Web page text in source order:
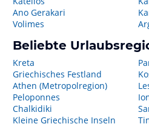
Ano Gerakari
Volimes
Beliebte
Kreta
Griechisches Festland
Athen (Metropolregion)
Peloponnes
Chalkidiki
Kleine Griechische Inseln